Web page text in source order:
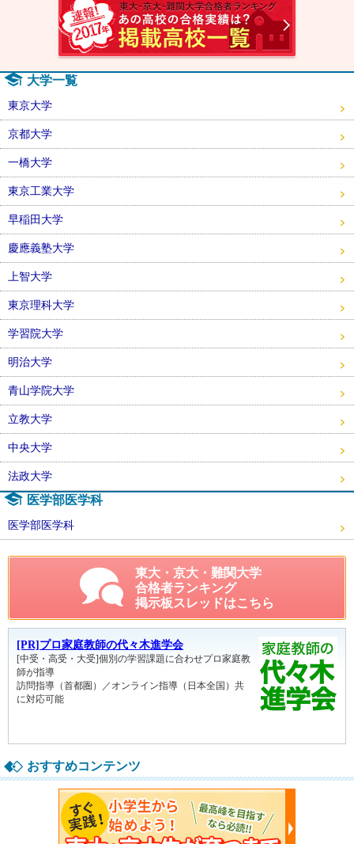
大学一覧
東京大学
京都大学
一橋大学
東京工業大学
早稲田大学
慶應義塾大学
上智大学
東京理科大学
学習院大学
明治大学
青山学院大学
立教大学
中央大学
法政大学
医学部医学科
医学部医学科
東大・京大・難関大学
合格者ランキング
掲示板スレッドはこちら
おすすめコンテンツ